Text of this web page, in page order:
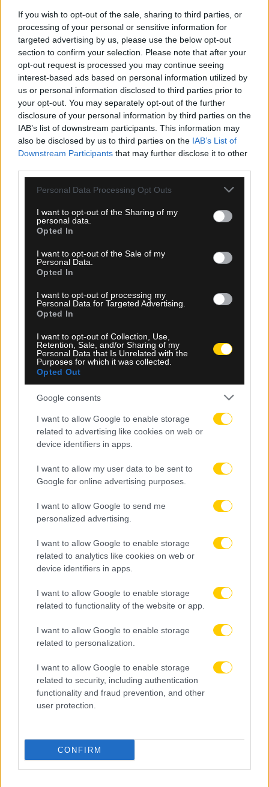
If you wish to opt-out of the sale, sharing to third parties, or
processing of your personal or sensitive information for
targeted advertising by us, please use the below opt-out
section to confirm your selection. Please note that after your
opt-out request is processed you may continue seeing
interest-based ads based on personal information utilized by
us or personal information disclosed to third parties prior to
your opt-out. You may separately opt-out of the further
disclosure of your personal information by third parties on the
IAB’s list of downstream participants. This information may
also be disclosed by us to third parties on the IAB’s List of
Downstream Participants that may further disclose it to other
Please note that this website/app uses one or more Google
not limited to your visit or usage behaviour. You may click to
grant or deny consent to Google and its third-party tags to
use your data for below specified purposes in below Google
consent section.
Personal Data Processing Opt Outs
I want to opt-out of the Sharing of my
personal data.
Opted In
I want to opt-out of the Sale of my
Personal Data.
Opted In
I want to opt-out of processing my
Personal Data for Targeted Advertising.
Opted In
I want to opt-out of Collection, Use,
Retention, Sale, and/or Sharing of my
Personal Data that Is Unrelated with the
Purposes for which it was collected.
Opted Out
Google consents
I want to allow Google to enable storage
related to advertising like cookies on web or
device identifiers in apps.
I want to allow my user data to be sent to
Google for online advertising purposes.
I want to allow Google to send me
personalized advertising.
I want to allow Google to enable storage
related to analytics like cookies on web or
device identifiers in apps.
I want to allow Google to enable storage
related to functionality of the website or app.
I want to allow Google to enable storage
related to personalization.
I want to allow Google to enable storage
related to security, including authentication
functionality and fraud prevention, and other
user protection.
CONFIRM
06.08.2026, 23:14
Τα highlights του ΠΑΟΚ – Άντερλεχτ (VIDEO)
06.08.2026, 22:49
Αναποτελεσματικός ο ΠΑΟΚ, ηττήθηκε 1-0 από
την Άντερλεχτ στην Τούμπα